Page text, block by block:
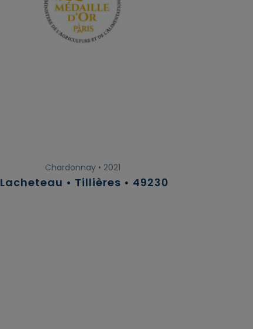
Chardonnay • 2021
Lacheteau • Tillières • 49230